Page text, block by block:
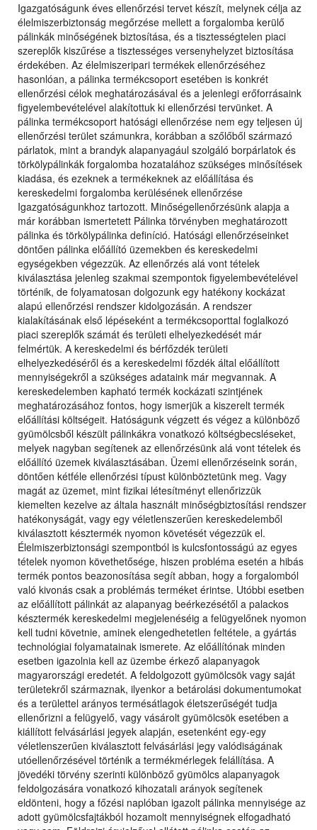
Igazgatóságunk éves ellenőrzési tervet készít, melynek célja az
élelmiszerbiztonság megőrzése mellett a forgalomba kerülő
pálinkák minőségének biztosítása, és a tisztességtelen piaci
szereplők kiszűrése a tisztességes versenyhelyzet biztosítása
érdekében. Az élelmiszeripari termékek ellenőrzéséhez
hasonlóan, a pálinka termékcsoport esetében is konkrét
ellenőrzési célok meghatározásával és a jelenlegi erőforrásaink
figyelembevételével alakítottuk ki ellenőrzési tervünket. A
pálinka termékcsoport hatósági ellenőrzése nem egy teljesen új
ellenőrzési terület számunkra, korábban a szőlőből származó
párlatok, mint a brandyk alapanyagául szolgáló borpárlatok és
törkölypálinkák forgalomba hozatalához szükséges minősítések
kiadása, és ezeknek a termékeknek az előállítása és
kereskedelmi forgalomba kerülésének ellenőrzése
Igazgatóságunkhoz tartozott. Minőségellenőrzésünk alapja a
már korábban ismertetett Pálinka törvényben meghatározott
pálinka és törkölypálinka definíció. Hatósági ellenőrzéseinket
döntően pálinka előállító üzemekben és kereskedelmi
egységekben végezzük. Az ellenőrzés alá vont tételek
kiválasztása jelenleg szakmai szempontok figyelembevételével
történik, de folyamatosan dolgozunk egy hatékony kockázat
alapú ellenőrzési rendszer kidolgozásán. A rendszer
kialakításának első lépéseként a termékcsoporttal foglalkozó
piaci szereplők számát és területi elhelyezkedését már
felmértük. A kereskedelmi és bérfőzdék területi
elhelyezkedéséről és a kereskedelmi főzdék által előállított
mennyiségekről a szükséges adataink már megvannak. A
kereskedelemben kapható termék kockázati szintjének
meghatározásához fontos, hogy ismerjük a kiszerelt termék
előállítási költségeit. Hatóságunk végzett és végez a különböző
gyümölcsből készült pálinkákra vonatkozó költségbecsléseket,
melyek nagyban segítenek az ellenőrzésünk alá vont tételek és
előállító üzemek kiválasztásában. Üzemi ellenőrzéseink során,
döntően kétféle ellenőrzési típust különböztetünk meg. Vagy
magát az üzemet, mint fizikai létesítményt ellenőrizzük
kiemelten kezelve az általa használt minőségbiztosítási rendszer
hatékonyságát, vagy egy véletlenszerűen kereskedelemből
kiválasztott késztermék nyomon követését végezzük el.
Élelmiszerbiztonsági szempontból is kulcsfontosságú az egyes
tételek nyomon követhetősége, hiszen probléma esetén a hibás
termék pontos beazonosítása segít abban, hogy a forgalomból
való kivonás csak a problémás terméket érintse. Utóbbi esetben
az előállított pálinkát az alapanyag beérkezésétől a palackos
késztermék kereskedelmi megjelenéséig a felügyelőnek nyomon
kell tudni követnie, aminek elengedhetetlen feltétele, a gyártás
technológiai folyamatainak ismerete. Az előállítónak minden
esetben igazolnia kell az üzembe érkező alapanyagok
magyarországi eredetét. A feldolgozott gyümölcsök vagy saját
területekről származnak, ilyenkor a betárolási dokumentumokat
és a területtel arányos termésátlagok életszerűségét tudja
ellenőrizni a felügyelő, vagy vásárolt gyümölcsök esetében a
kiállított felvásárlási jegyek alapján, esetenként egy-egy
véletlenszerűen kiválasztott felvásárlási jegy valódiságának
utóellenőrzésével történik a termékmérlegek felállítása. A
jövedéki törvény szerinti különböző gyümölcs alapanyagok
feldolgozására vonatkozó kihozatali arányok segítenek
eldönteni, hogy a főzési naplóban igazolt pálinka mennyisége az
adott gyümölcsfajtákból hozamolt mennyiségnek elfogadható